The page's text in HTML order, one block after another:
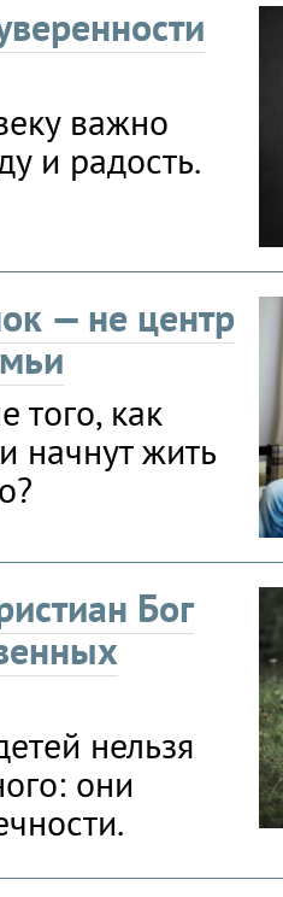
важно
и радость.
— не центр
того, как
начнут жить
Бог
нельзя
они